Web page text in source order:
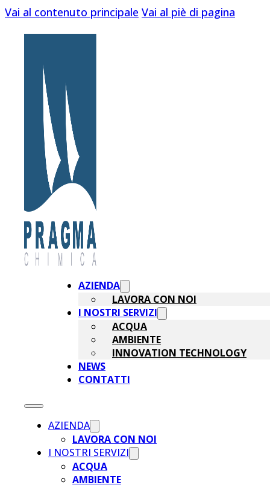
Vai al contenuto principale Vai al piè di pagina
AZIENDA
LAVORA CON NOI
I NOSTRI SERVIZI
ACQUA
AMBIENTE
INNOVATION TECHNOLOGY
NEWS
CONTATTI
AZIENDA
LAVORA CON NOI
I NOSTRI SERVIZI
ACQUA
AMBIENTE